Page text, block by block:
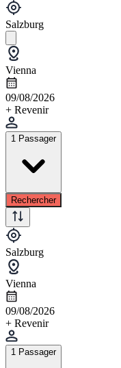
Salzburg
Vienna
09/08/2026
+ Revenir
1 Passager
Rechercher
Salzburg
Vienna
09/08/2026
+ Revenir
1 Passager